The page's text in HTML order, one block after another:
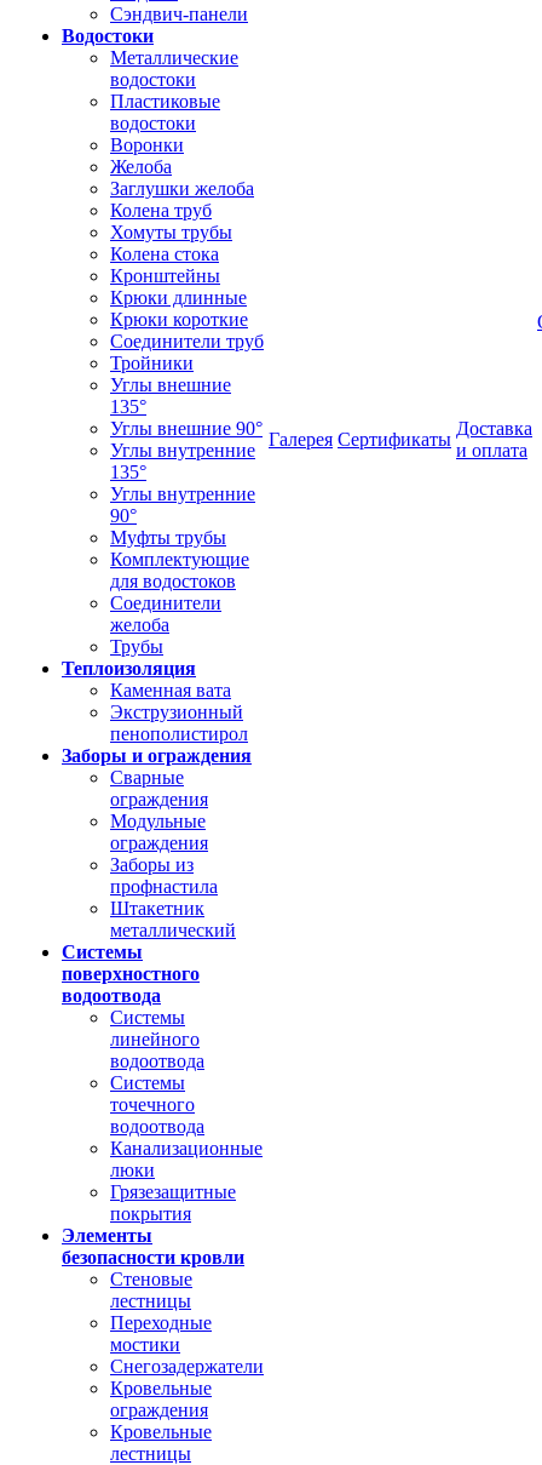
Сэндвич-панели
Водостоки
Металлические
водостоки
Пластиковые
водостоки
Воронки
Желоба
Заглушки желоба
Колена труб
Хомуты трубы
Колена стока
Кронштейны
Крюки длинные
Крюки короткие
Соединители труб
Тройники
Углы внешние
135°
Углы внешние 90°
Углы внутренние
135°
Углы внутренние
90°
Муфты трубы
Комплектующие
для водостоков
Соединители
желоба
Трубы
Теплоизоляция
Каменная вата
Экструзионный
пенополистирол
Заборы и ограждения
Сварные
ограждения
Модульные
ограждения
Заборы из
профнастила
Штакетник
металлический
Системы
поверхностного
водоотвода
Системы
линейного
водоотвода
Системы
точечного
водоотвода
Канализационные
люки
Грязезащитные
покрытия
Элементы
безопасности кровли
Стеновые
лестницы
Переходные
мостики
Снегозадержатели
Кровельные
ограждения
Кровельные
лестницы
Галерея Сертификаты
Доставка
и оплата